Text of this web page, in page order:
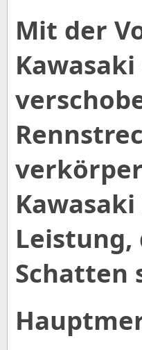
Mit der
Leistung,
Schatten